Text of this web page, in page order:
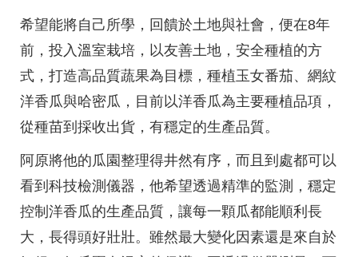
希望能將自己所學，回饋於土地與社會，便在8年
前，投入溫室栽培，以友善土地，安全種植的方
式，打造高品質蔬果為目標，種植玉女番茄、網紋
洋香瓜與哈密瓜，目前以洋香瓜為主要種植品項，
從種苗到採收出貨，有穩定的生產品質。
阿原將他的瓜園整理得井然有序，而且到處都可以
看到科技檢測儀器，他希望透過精準的監測，穩定
控制洋香瓜的生產品質，讓每一顆瓜都能順利長
大，長得頭好壯壯。雖然最大變化因素還是來自於